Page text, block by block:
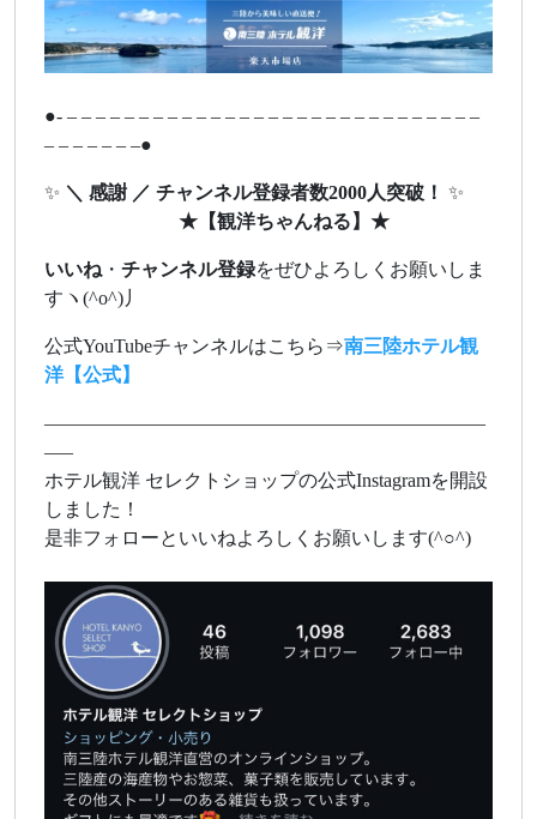
●- – – – – – – – – – – – – – – – – – – – – – – – – – – – – –
– – – – – – –●
✨ ＼ 感謝 ／ チャンネル登録者数2000人突破！ ✨
★ 【観洋ちゃんねる】 ★
いいね ・ チャンネル登録をぜひよろしくお願いしま
すヽ(^o^)丿
公式YouTubeチャンネルはこちら⇒南三陸ホテル観
洋【公式】
———————————————————————
—–
ホテル観洋 セレクトショップの公式Instagramを開設
しました！
是非フォローといいねよろしくお願いします(^○^)